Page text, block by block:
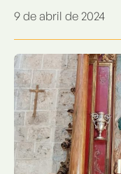
9 de abril de 2024